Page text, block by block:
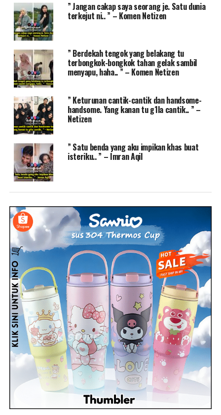
” Jangan cakap saya seorang je. Satu dunia
terkejut ni.. ” – Komen Netizen
” Berdekah tengok yang belakang tu
terbongkok-bongkok tahan gelak sambil
menyapu, haha.. ” – Komen Netizen
” Keturunan cantik-cantik dan handsome-
handsome. Yang kanan tu g1la cantik.. ” –
Netizen
” Satu benda yang aku impikan khas buat
isteriku.. ” – Imran Aqil